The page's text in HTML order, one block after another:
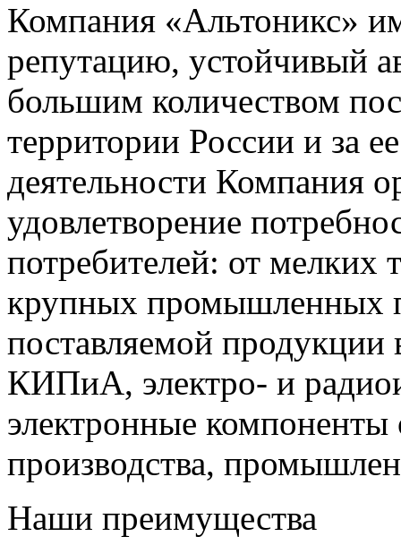
Компания «Альтоникс»
репутацию, устойчивый
большим количеством
территории России и за
деятельности Компания
удовлетворение
потребителей: от мелких
крупных промышленных
поставляемой продукции
КИПиА, электро- и
электронные компоненты
производства,
Наши преимущества